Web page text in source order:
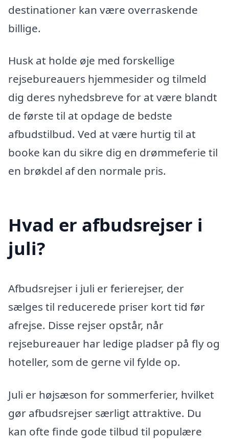
destinationer kan være overraskende
billige.
Husk at holde øje med forskellige
rejsebureauers hjemmesider og tilmeld
dig deres nyhedsbreve for at være blandt
de første til at opdage de bedste
afbudstilbud. Ved at være hurtig til at
booke kan du sikre dig en drømmeferie til
en brøkdel af den normale pris.
Hvad er afbudsrejser i
juli?
Afbudsrejser i juli er ferierejser, der
sælges til reducerede priser kort tid før
afrejse. Disse rejser opstår, når
rejsebureauer har ledige pladser på fly og
hoteller, som de gerne vil fylde op.
Juli er højsæson for sommerferier, hvilket
gør afbudsrejser særligt attraktive. Du
kan ofte finde gode tilbud til populære